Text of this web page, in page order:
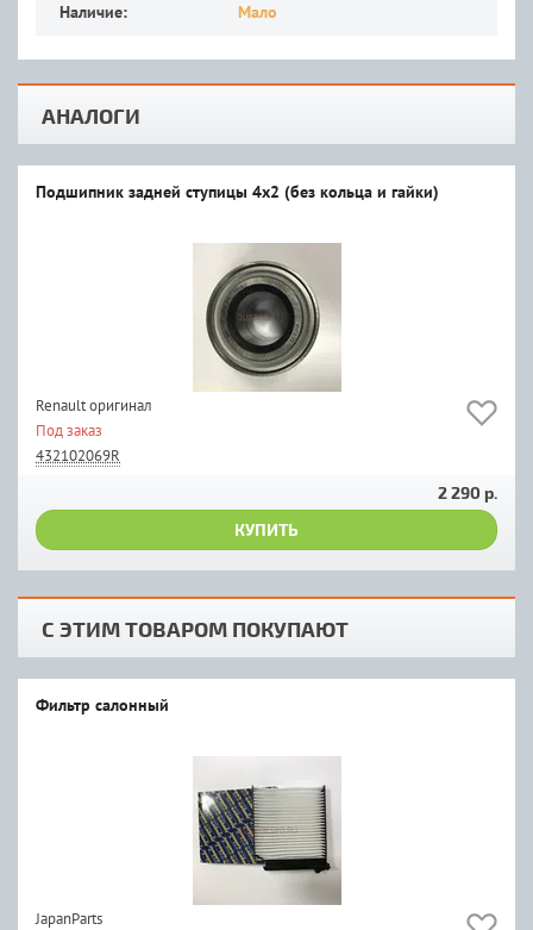
Наличие: Мало
АНАЛОГИ
Подшипник задней ступицы 4x2 (без кольца и гайки)
Renault оригинал
Под заказ
432102069R
2 290 р.
КУПИТЬ
С ЭТИМ ТОВАРОМ ПОКУПАЮТ
Фильтр салонный
JapanParts